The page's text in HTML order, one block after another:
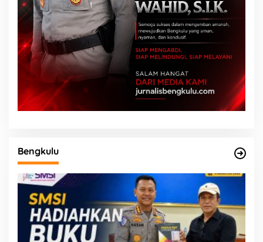
Bengkulu